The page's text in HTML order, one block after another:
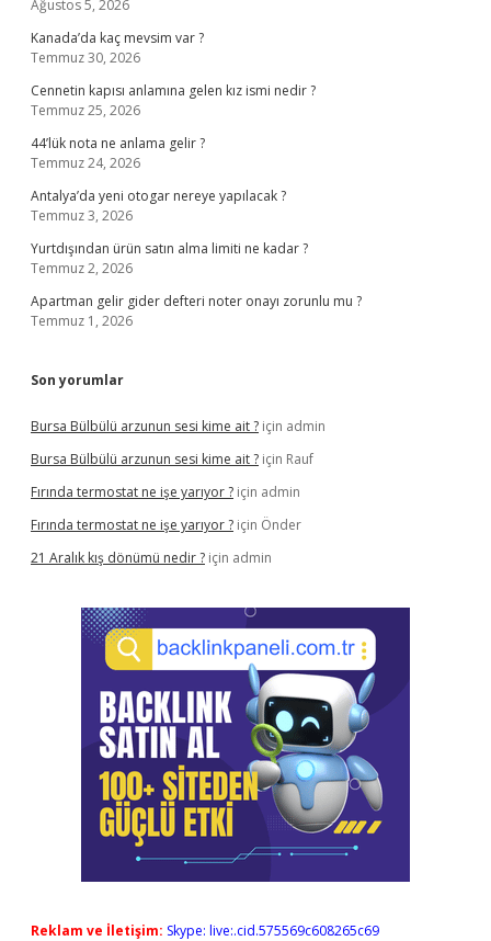
Ağustos 5, 2026
Kanada’da kaç mevsim var ?
Temmuz 30, 2026
Cennetin kapısı anlamına gelen kız ismi nedir ?
Temmuz 25, 2026
44’lük nota ne anlama gelir ?
Temmuz 24, 2026
Antalya’da yeni otogar nereye yapılacak ?
Temmuz 3, 2026
Yurtdışından ürün satın alma limiti ne kadar ?
Temmuz 2, 2026
Apartman gelir gider defteri noter onayı zorunlu mu ?
Temmuz 1, 2026
Son yorumlar
Bursa Bülbülü arzunun sesi kime ait ? için admin
Bursa Bülbülü arzunun sesi kime ait ? için Rauf
Fırında termostat ne işe yarıyor ? için admin
Fırında termostat ne işe yarıyor ? için Önder
21 Aralık kış dönümü nedir ? için admin
Reklam ve İletişim: Skype: live:.cid.575569c608265c69